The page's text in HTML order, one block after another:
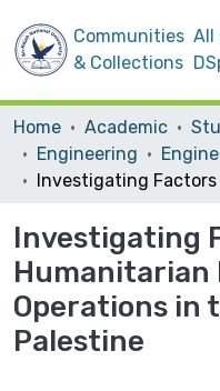
Communities
& Collections
All
Home Academic
Engineering
Investigating
Humanitarian
Operations in
Palestine